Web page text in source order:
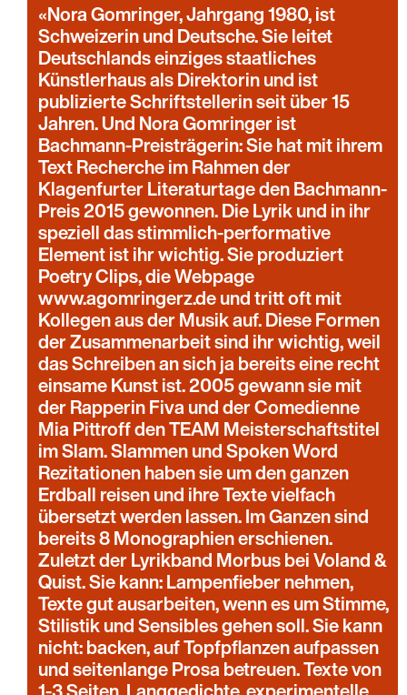
Nora Gomringer, Jahrgang 1980, ist
Schweizerin und Deutsche. Sie leitet
Deutschlands einziges staatliches
Künstlerhaus als Direktorin und ist
publizierte Schriftstellerin seit über 15
Jahren. Und Nora Gomringer ist
Bachmann-Preisträgerin: Sie hat mit ihrem
Text Recherche im Rahmen der
Klagenfurter Literaturtage den Bachmann-
Preis 2015 gewonnen. Die Lyrik und in ihr
speziell das stimmlich-performative
Element ist ihr wichtig. Sie produziert
Poetry Clips, die Webpage
www.agomringerz.de und tritt oft mit
Kollegen aus der Musik auf. Diese Formen
der Zusammenarbeit sind ihr wichtig, weil
das Schreiben an sich ja bereits eine recht
einsame Kunst ist. 2005 gewann sie mit
der Rapperin Fiva und der Comedienne
Mia Pittroff den TEAM Meisterschaftstitel
im Slam. Slammen und Spoken Word
Rezitationen haben sie um den ganzen
Erdball reisen und ihre Texte vielfach
übersetzt werden lassen. Im Ganzen sind
bereits 8 Monographien erschienen.
Zuletzt der Lyrikband Morbus bei Voland &
Quist. Sie kann: Lampenfieber nehmen,
Texte gut ausarbeiten, wenn es um Stimme,
Stilistik und Sensibles gehen soll. Sie kann
nicht: backen, auf Topfpflanzen aufpassen
und seitenlange Prosa betreuen. Texte von